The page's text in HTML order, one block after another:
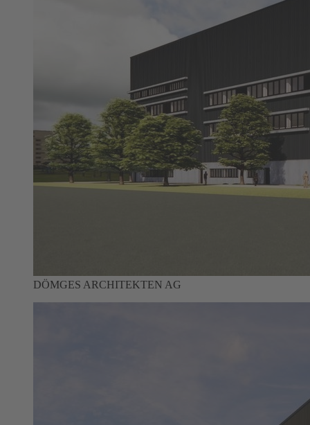
DÖMGES ARCHITEKTEN AG